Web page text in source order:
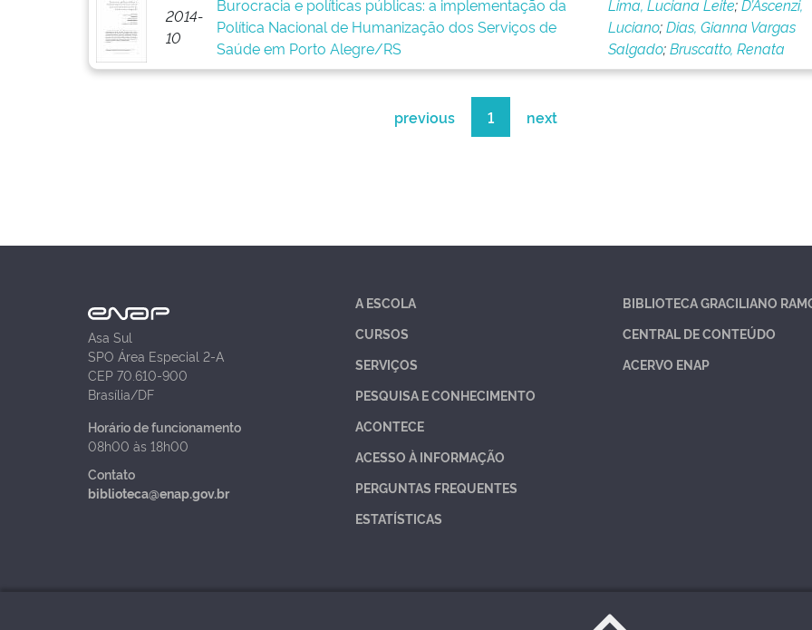
2014-
10
Burocracia e políticas públicas: a implementação da
Política Nacional de Humanização dos Serviços de
Saúde em Porto Alegre/RS
Lima, Luciana Leite;D’Ascenzi,
Luciano;Dias, Gianna Vargas
Salgado;Bruscatto, Renata
previous 1 next
Asa Sul
SPO Área Especial 2-A
CEP 70.610-900
Brasília/DF
Horário de funcionamento
08h00 às 18h00
Contato
biblioteca@enap.gov.br
A ESCOLA
CURSOS
SERVIÇOS
PESQUISA E CONHECIMENTO
ACONTECE
ACESSO À INFORMAÇÃO
PERGUNTAS FREQUENTES
ESTATÍSTICAS
BIBLIOTECA GRACILIANO
CENTRAL DE CONTEÚDO
ACERVO ENAP